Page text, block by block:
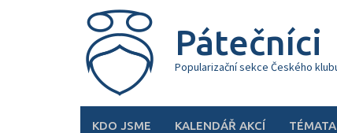
Pátečníci
Popularizační sekce Českého
KDO JSME KALENDÁŘ AKCÍ